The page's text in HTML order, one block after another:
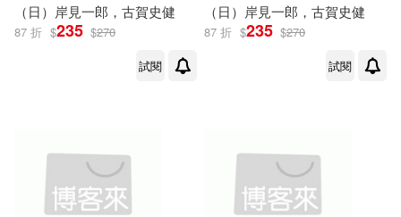
（日） 岸見一郎 ， 古賀史健
87 折 $235 $270
試閱
（日） 岸見一郎 ， 古賀史健
87 折 $235 $270
試閱